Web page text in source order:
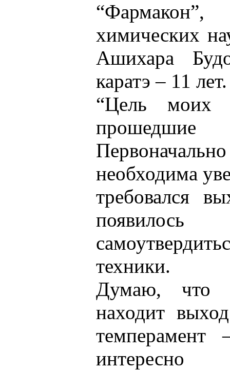
химических
Ашихара
каратэ – 11 лет.
“Цель моих
прошедшие
необходима
требовался
техники.
Думаю, что
находит